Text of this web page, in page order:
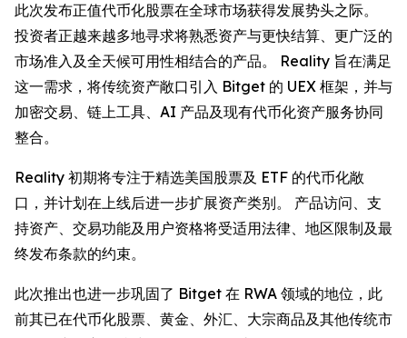
此次发布正值代币化股票在全球市场获得发展势头之际。
投资者正越来越多地寻求将熟悉资产与更快结算、更广泛的
市场准入及全天候可用性相结合的产品。 Reality 旨在满足
这一需求，将传统资产敞口引入 Bitget 的 UEX 框架，并与
加密交易、链上工具、AI 产品及现有代币化资产服务协同
整合。
Reality 初期将专注于精选美国股票及 ETF 的代币化敞
口，并计划在上线后进一步扩展资产类别。 产品访问、支
持资产、交易功能及用户资格将受适用法律、地区限制及最
终发布条款的约束。
此次推出也进一步巩固了 Bitget 在 RWA 领域的地位，此
前其已在代币化股票、黄金、外汇、大宗商品及其他传统市